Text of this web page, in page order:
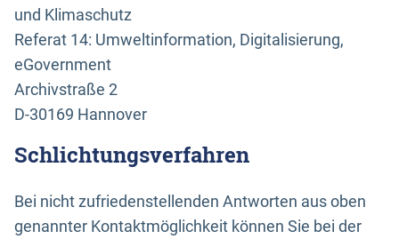
und Klimaschutz
Referat 14: Umweltinformation, Digitalisierung,
eGovernment
Archivstraße 2
D-30169 Hannover
Schlichtungsverfahren
Bei nicht zufriedenstellenden Antworten aus oben
genannter Kontaktmöglichkeit können Sie bei der